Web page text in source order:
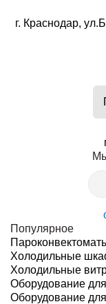
г. Краснодар,
Популярное
Холодильные
Холодильные
Оборудование
Оборудование